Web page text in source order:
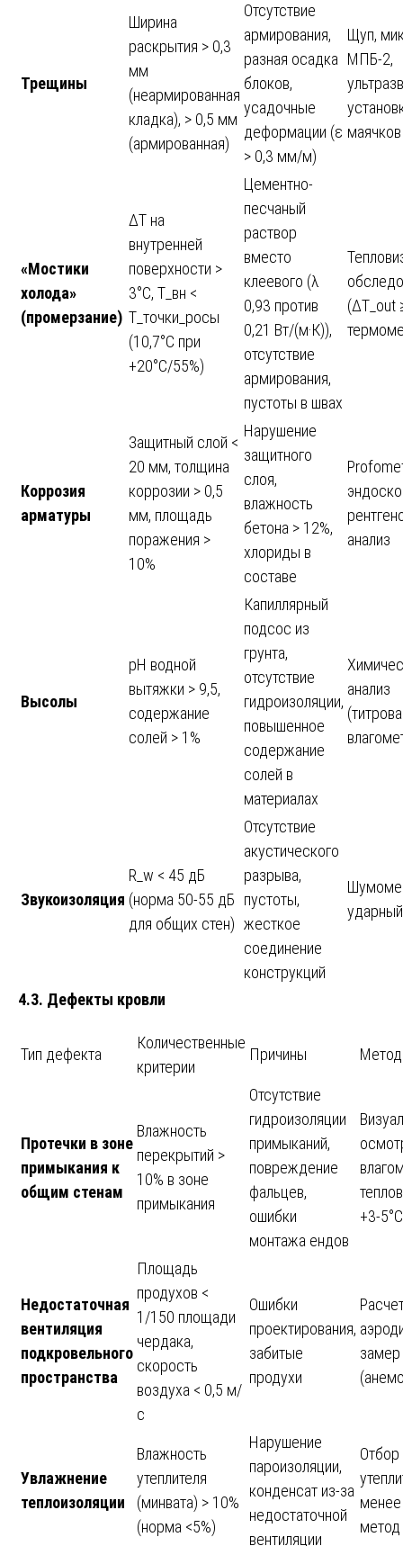
Трещины
Ширина
раскрытия > 0,3
мм
(неармированная
кладка), > 0,5 мм
(армированная)
Отсутствие
армирования,
разная осадка
блоков,
усадочные
деформации (ε
> 0,3 мм/м)
Щуп,
МПБ-2,
маячков
«Мостики
холода»
(промерзание)
ΔT на
внутренней
поверхности >
3°C, T_вн <
T_точки_росы
(10,7°C при
+20°C/55%)
Цементно-
песчаный
раствор
вместо
клеевого (λ
0,93 против
0,21 Вт/(м·К)),
отсутствие
армирования,
пустоты в швах
(ΔT_out
Коррозия
арматуры
Защитный слой <
20 мм, толщина
коррозии > 0,5
мм, площадь
поражения >
10%
Нарушение
защитного
слоя,
влажность
бетона > 12%,
хлориды в
составе
анализ
Высолы
pH водной
вытяжки > 9,5,
содержание
солей > 1%
Капиллярный
подсос из
грунта,
отсутствие
гидроизоляции,
повышенное
содержание
солей в
материалах
анализ
Звукоизоляция
R_w < 45 дБ
(норма 50-55 дБ
для общих стен)
Отсутствие
акустического
разрыва,
пустоты,
жесткое
соединение
конструкций
4.3. Дефекты кровли
Тип дефекта
Количественные
критерии
Причины
Протечки в зоне
примыкания к
общим стенам
Влажность
перекрытий >
10% в зоне
примыкания
Отсутствие
гидроизоляции
примыканий,
повреждение
фальцев,
ошибки
монтажа ендов
+3-
Недостаточная
вентиляция
подкровельного
пространства
Площадь
продухов <
1/150 площади
чердака,
скорость
воздуха < 0,5 м/
с
Ошибки
проектирования,
забитые
продухи
Увлажнение
теплоизоляции
Влажность
утеплителя
(минвата) > 10%
(норма <5%)
Нарушение
пароизоляции,
конденсат из-за
недостаточной
вентиляции
метод